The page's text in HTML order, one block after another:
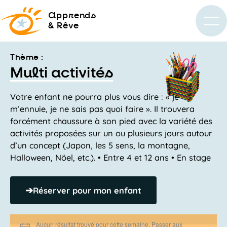
apprends
& Rêve
Thème :
Multi activités
Votre enfant ne pourra plus vous dire : « je
m’ennuie, je ne sais pas quoi faire ». Il trouvera
forcément chaussure à son pied avec la variété des
activités proposées sur un ou plusieurs jours autour
d’un concept (Japon, les 5 sens, la montagne,
Halloween, Nöel, etc.). • Entre 4 et 12 ans • En stage
➔Réserver pour mon enfant
Aucun résultat trouvé pour cette semaine. Passer aux